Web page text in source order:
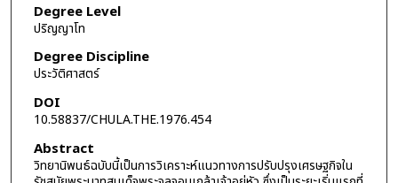
Degree Level
ปริญญาโท
Degree Discipline
ประวัติศาสตร์
DOI
10.58837/CHULA.THE.1976.454
Abstract
วิทยานิพนธ์ฉบับนี้เป็นการวิเคราะห์แนวทางการปรับปรุงเศรษฐกิจใน